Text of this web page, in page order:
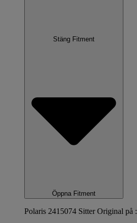
Stäng Fitment
Öppna Fitment
Polaris 2415074 Sitter Original på :